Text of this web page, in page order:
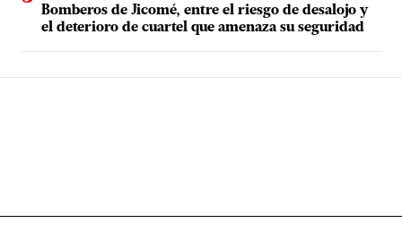
Bomberos de Jicomé, entre el riesgo de desalojo y
el deterioro de cuartel que amenaza su seguridad